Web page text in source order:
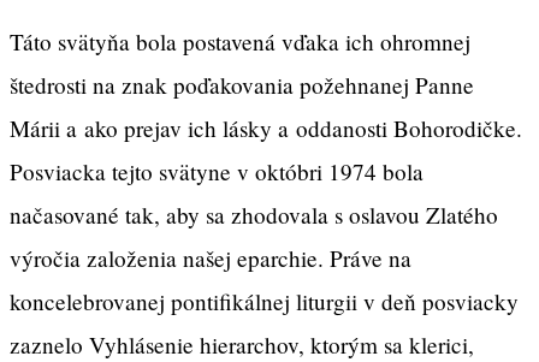
Táto svätyňa bola postavená vďaka ich ohromnej
štedrosti na znak poďakovania požehnanej Panne
Márii a ako prejav ich lásky a oddanosti Bohorodičke.
Posviacka tejto svätyne v októbri 1974 bola
načasované tak, aby sa zhodovala s oslavou Zlatého
výročia založenia našej eparchie. Práve na
koncelebrovanej pontifikálnej liturgii v deň posviacky
zaznelo Vyhlásenie hierarchov, ktorým sa klerici,